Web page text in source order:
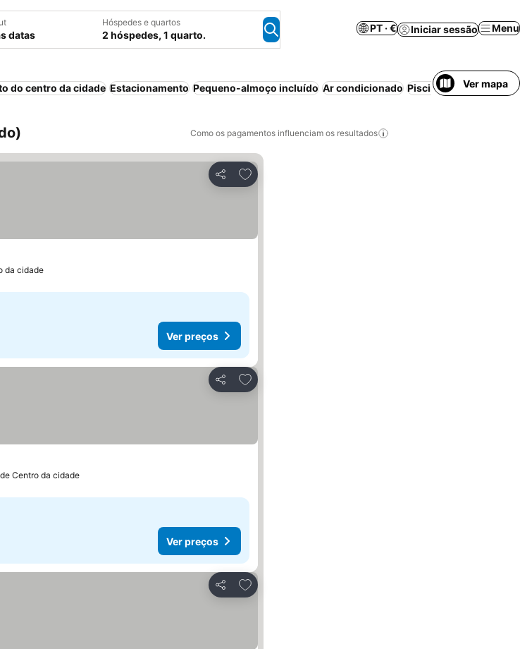
datas
Hóspedes e quartos
2 hóspedes, 1 quarto.
PT · € Iniciar sessão Menu
do centro da cidade Estacionamento Pequeno-almoço incluído Ar condicionado Piscina ResortVer mapa
Como os pagamentos influenciam os resultados
Partilhar
Adicionar aos favoritos
da cidade
Ver preços
Partilhar
Adicionar aos favoritos
Centro da cidade
Ver preços
Partilhar
Adicionar aos favoritos